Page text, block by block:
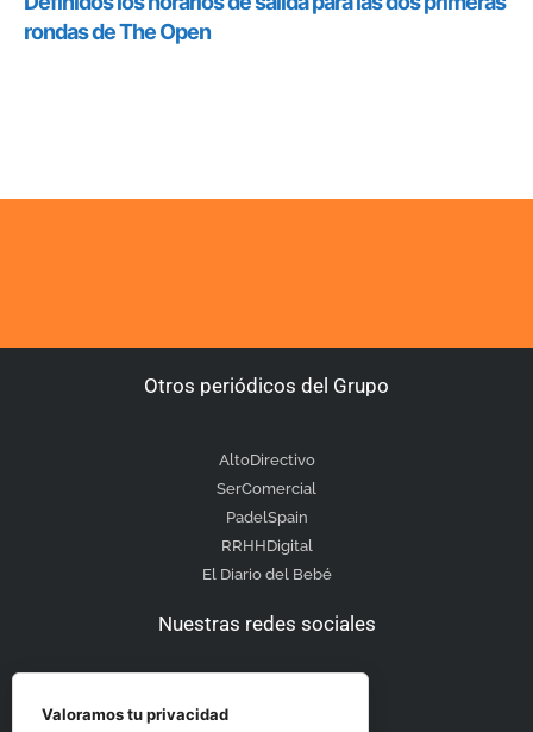
Otros periódicos del Grupo
AltoDirectivo
SerComercial
PadelSpain
RRHHDigital
El Diario del Bebé
Nuestras redes sociales
Valoramos tu privacidad